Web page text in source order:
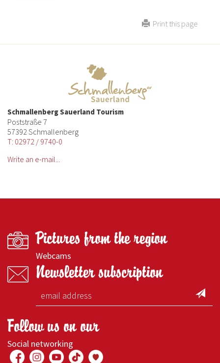
Print this page
Schmallenberg Sauerland Tourism
Poststraße 7
57392 Schmallenberg
T: 02972 / 9740-0
Write an e-mail...
Pictures from the region
Webcams
Newsletter subscription
Follow us on our
Social networking